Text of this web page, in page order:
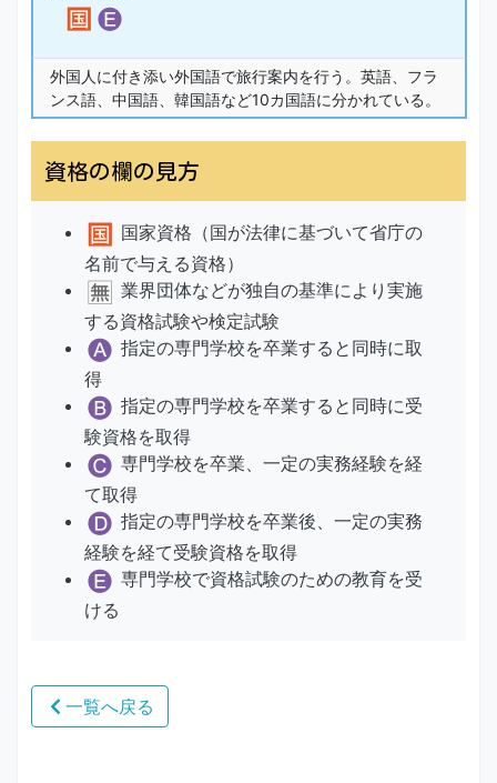
外国人に付き添い外国語で旅行案内を行う。英語、フラ
ンス語、中国語、韓国語など10カ国語に分かれている。
資格の欄の見方
国家資格（国が法律に基づいて省庁の
名前で与える資格）
業界団体などが独自の基準により実施
する資格試験や検定試験
指定の専門学校を卒業すると同時に取
得
指定の専門学校を卒業すると同時に受
験資格を取得
専門学校を卒業、一定の実務経験を経
て取得
指定の専門学校を卒業後、一定の実務
経験を経て受験資格を取得
専門学校で資格試験のための教育を受
ける
一覧へ戻る